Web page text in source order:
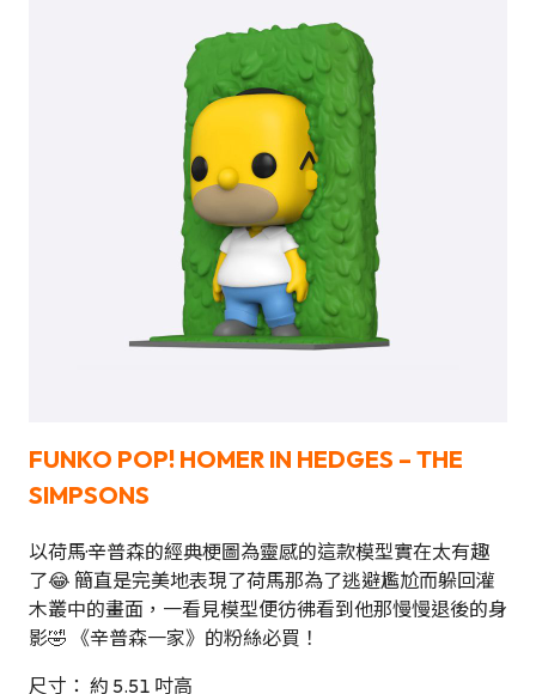
FUNKO POP! HOMER IN HEDGES – THE
SIMPSONS
以荷馬·辛普森的經典梗圖為靈感的這款模型實在太有趣
了😂 簡直是完美地表現了荷馬那為了逃避尷尬而躲回灌
木叢中的畫面，一看見模型便彷彿看到他那慢慢退後的身
影🤣 《辛普森一家》的粉絲必買！
尺寸： 約 5.51 吋高